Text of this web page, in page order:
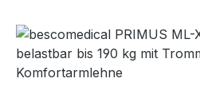
Bildergalerie überspringen